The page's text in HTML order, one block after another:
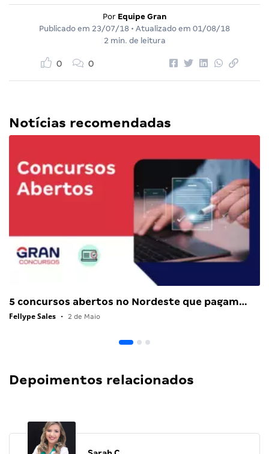
Por Equipe Gran
Publicado em 23/07/18 • Atualizado em 01/08/18
2 min. de leitura
0 0
Notícias recomendadas
5 concursos abertos no Nordeste que pagam…
Fellype Sales • 2 de Maio
Depoimentos relacionados